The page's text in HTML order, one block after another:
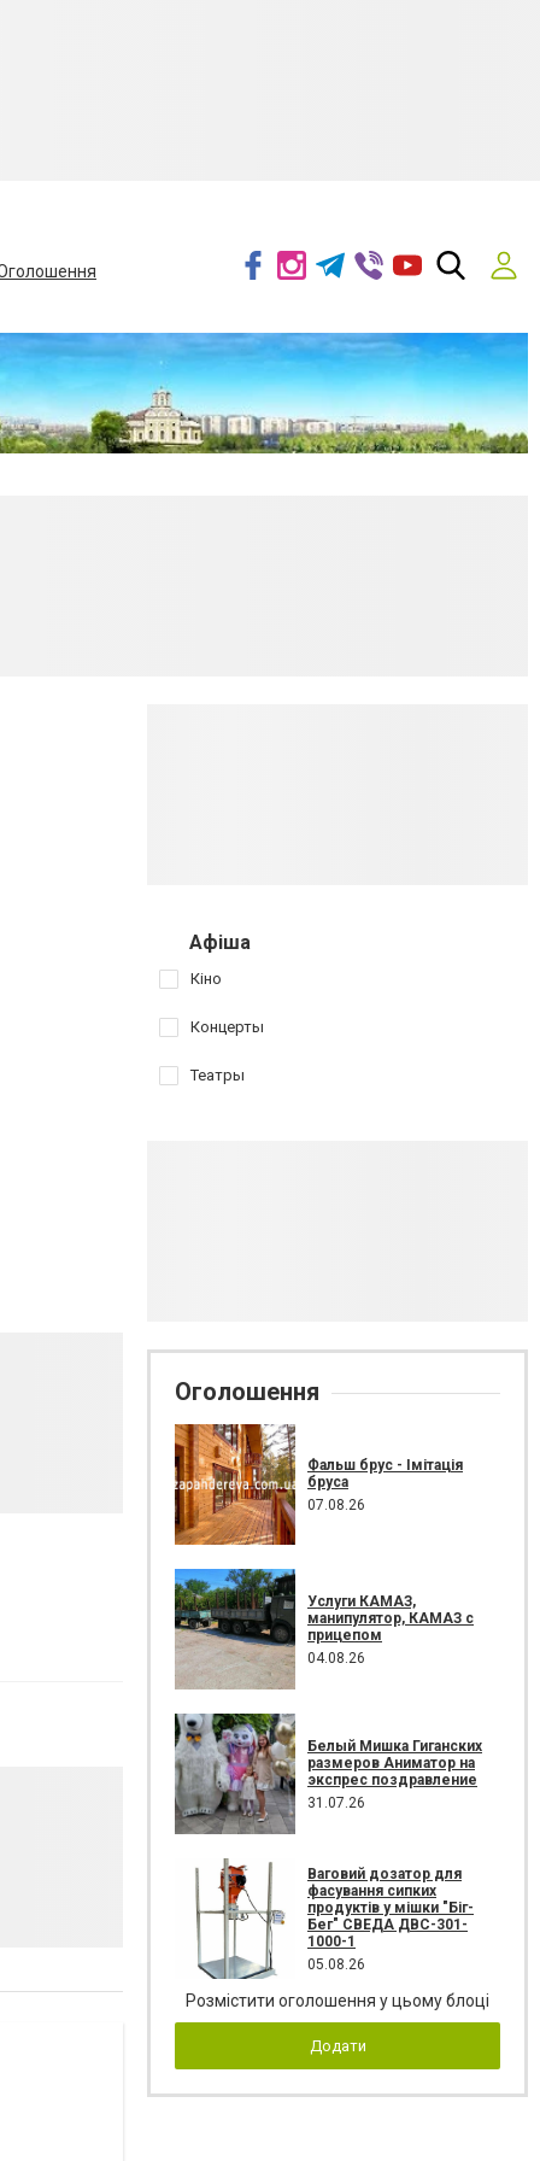
Афіша
Кіно
Концерты
Театры
Оголошення
Фальш брус - Імітація
бруса
07.08.26
Услуги КАМАЗ,
манипулятор, КАМАЗ с
прицепом
04.08.26
Белый Мишка Гиганских
размеров Аниматор на
экспрес поздравление
31.07.26
Ваговий дозатор для
фасування сипких
продуктів у мішки "Біг-
Бег" СВЕДА ДВС-301-
1000-1
05.08.26
Розмістити оголошення у цьому блоці
Додати